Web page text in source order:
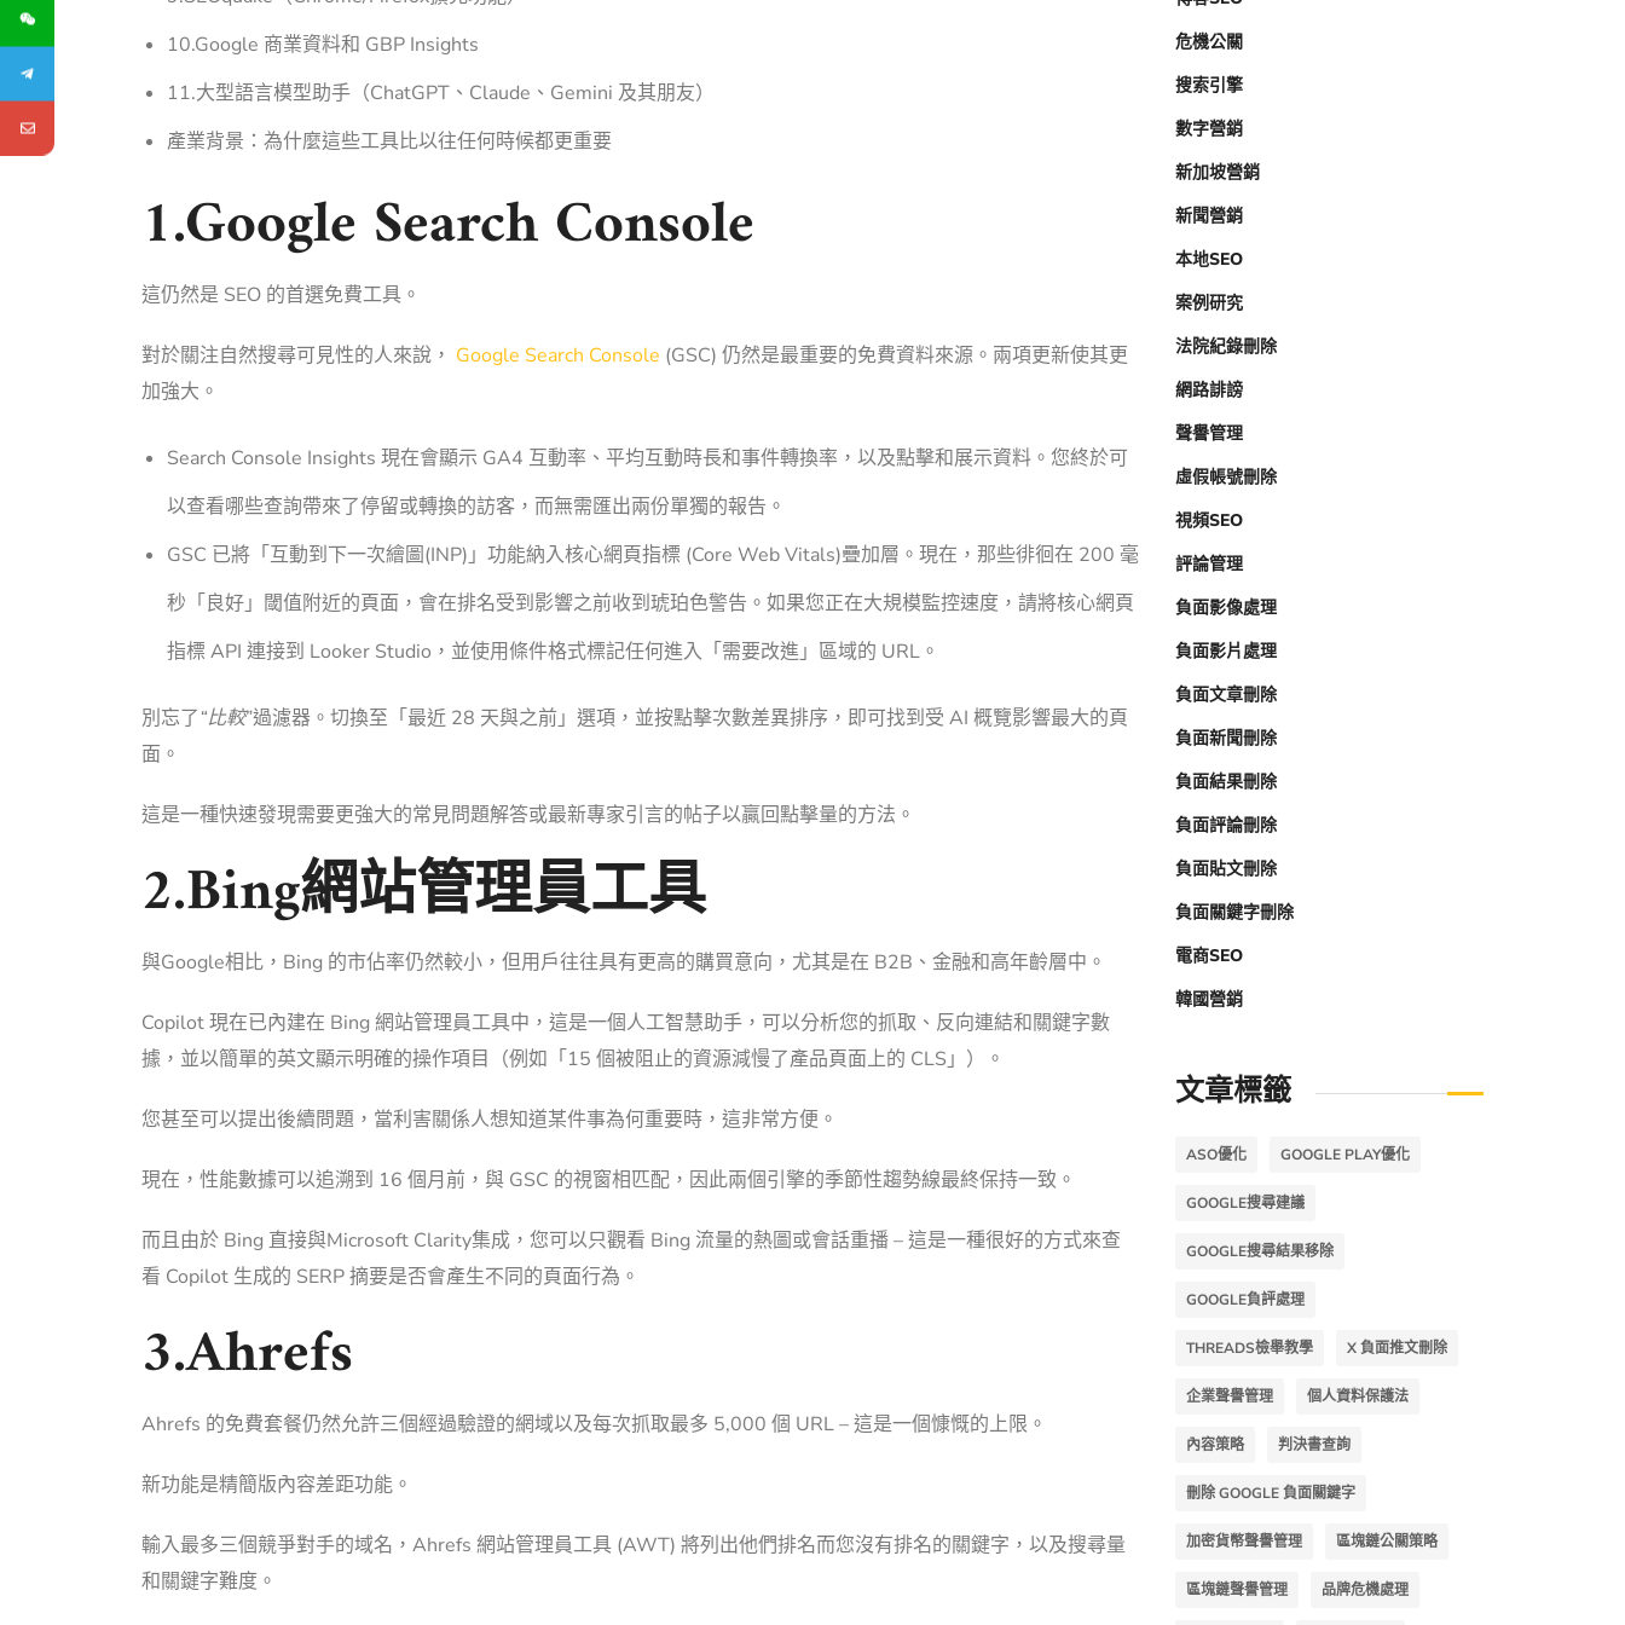
10.Google 商業資料和 GBP Insights
11.大型語言模型助手（ChatGPT、Claude、Gemini 及其朋友）
產業背景：為什麼這些工具比以往任何時候都更重要
1.Google Search Console
這仍然是 SEO 的首選免費工具。
對於關注自然搜尋可見性的人來說， Google Search Console (GSC) 仍然是最重要的免費資料來源。兩項更新使其更
加強大。
Search Console Insights 現在會顯示 GA4 互動率、平均互動時長和事件轉換率，以及點擊和展示資料。您終於可
以查看哪些查詢帶來了停留或轉換的訪客，而無需匯出兩份單獨的報告。
GSC 已將「互動到下一次繪圖(INP)」功能納入核心網頁指標 (Core Web Vitals)疊加層。現在，那些徘徊在 200 毫
秒「良好」閾值附近的頁面，會在排名受到影響之前收到琥珀色警告。如果您正在大規模監控速度，請將核心網頁
指標 API 連接到 Looker Studio，並使用條件格式標記任何進入「需要改進」區域的 URL。
別忘了“比較”過濾器。切換至「最近 28 天與之前」選項，並按點擊次數差異排序，即可找到受 AI 概覽影響最大的頁
面。
這是一種快速發現需要更強大的常見問題解答或最新專家引言的帖子以贏回點擊量的方法。
2.Bing網站管理員工具
與Google相比，Bing 的市佔率仍然較小，但用戶往往具有更高的購買意向，尤其是在 B2B、金融和高年齡層中。
Copilot 現在已內建在 Bing 網站管理員工具中 ，這是一個人工智慧助手，可以分析您的抓取、反向連結和關鍵字數
據，並以簡單的英文顯示明確的操作項目（例如「15 個被阻止的資源減慢了產品頁面上的 CLS」）。
您甚至可以提出後續問題，當利害關係人想知道某件事為何重要時，這非常方便。
現在，性能數據可以追溯到 16 個月前，與 GSC 的視窗相匹配，因此兩個引擎的季節性趨勢線最終保持一致。
而且由於 Bing 直接與Microsoft Clarity集成，您可以只觀看 Bing 流量的熱圖或會話重播 – 這是一種很好的方式來查
看 Copilot 生成的 SERP 摘要是否會產生不同的頁面行為。
3.Ahrefs
Ahrefs 的免費套餐仍然允許三個經過驗證的網域以及每次抓取最多 5,000 個 URL – 這是一個慷慨的上限。
新功能是精簡版內容差距功能。
輸入最多三個競爭對手的域名，Ahrefs 網站管理員工具 (AWT) 將列出他們排名而您沒有排名的關鍵字，以及搜尋量
和關鍵字難度。
危機公關
搜索引擎
數字營銷
新加坡營銷
新聞營銷
本地SEO
案例研究
法院紀錄刪除
網路誹謗
聲譽管理
虛假帳號刪除
視頻SEO
評論管理
負面影像處理
負面影片處理
負面文章刪除
負面新聞刪除
負面結果刪除
負面評論刪除
負面貼文刪除
負面關鍵字刪除
電商SEO
韓國營銷
文章標籤
ASO優化 GOOGLE PLAY優化
GOOGLE搜尋建議
GOOGLE搜尋結果移除
GOOGLE負評處理
THREADS檢舉教學 X 負面推文刪除
企業聲譽管理 個人資料保護法
內容策略 判決書查詢
刪除 GOOGLE 負面關鍵字
加密貨幣聲譽管理 區塊鏈公關策略
區塊鏈聲譽管理 品牌危機處理